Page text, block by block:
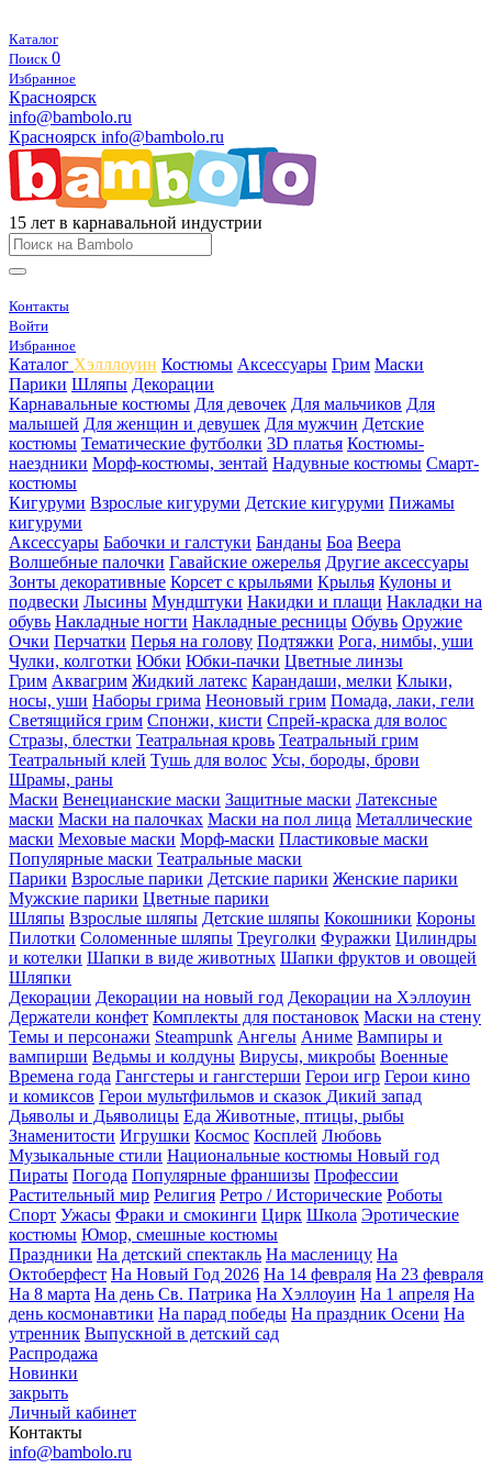
Каталог
Поиск 0
Избранное
Красноярск
info@bambolo.ru
Красноярск info@bambolo.ru
15 лет в карнавальной индустрии
Контакты
Войти
Избранное
Каталог Хэлллоуин Костюмы Аксессуары Грим Маски
Парики Шляпы Декорации
Карнавальные костюмы Для девочек Для мальчиков Для
малышей Для женщин и девушек Для мужчин Детские
костюмы Тематические футболки 3D платья Костюмы-
наездники Морф-костюмы, зентай Надувные костюмы Смарт-
костюмы
Кигуруми Взрослые кигуруми Детские кигуруми Пижамы
кигуруми
Аксессуары Бабочки и галстуки Банданы Боа Веера
Волшебные палочки Гавайские ожерелья Другие аксессуары
Зонты декоративные Корсет с крыльями Крылья Кулоны и
подвески Лысины Мундштуки Накидки и плащи Накладки на
обувь Накладные ногти Накладные ресницы Обувь Оружие
Очки Перчатки Перья на голову Подтяжки Рога, нимбы, уши
Чулки, колготки Юбки Юбки-пачки Цветные линзы
Грим Аквагрим Жидкий латекс Карандаши, мелки Клыки,
носы, уши Наборы грима Неоновый грим Помада, лаки, гели
Светящийся грим Спонжи, кисти Спрей-краска для волос
Стразы, блестки Театральная кровь Театральный грим
Театральный клей Тушь для волос Усы, бороды, брови
Шрамы, раны
Маски Венецианские маски Защитные маски Латексные
маски Маски на палочках Маски на пол лица Металлические
маски Меховые маски Морф-маски Пластиковые маски
Популярные маски Театральные маски
Парики Взрослые парики Детские парики Женские парики
Мужские парики Цветные парики
Шляпы Взрослые шляпы Детские шляпы Кокошники Короны
Пилотки Соломенные шляпы Треуголки Фуражки Цилиндры
и котелки Шапки в виде животных Шапки фруктов и овощей
Шляпки
Декорации Декорации на новый год Декорации на Хэллоуин
Держатели конфет Комплекты для постановок Маски на стену
Темы и персонажи Steampunk Ангелы Аниме Вампиры и
вампирши Ведьмы и колдуны Вирусы, микробы Военные
Времена года Гангстеры и гангстерши Герои игр Герои кино
и комиксов Герои мультфильмов и сказок Дикий запад
Дьяволы и Дьяволицы Еда Животные, птицы, рыбы
Знаменитости Игрушки Космос Косплей Любовь
Музыкальные стили Национальные костюмы Новый год
Пираты Погода Популярные франшизы Профессии
Растительный мир Религия Ретро / Исторические Роботы
Спорт Ужасы Фраки и смокинги Цирк Школа Эротические
костюмы Юмор, смешные костюмы
Праздники На детский спектакль На масленицу На
Октоберфест На Новый Год 2026 На 14 февраля На 23 февраля
На 8 марта На день Св. Патрика На Хэллоуин На 1 апреля На
день космонавтики На парад победы На праздник Осени На
утренник Выпускной в детский сад
Распродажа
Новинки
закрыть
Личный кабинет
Контакты
info@bambolo.ru